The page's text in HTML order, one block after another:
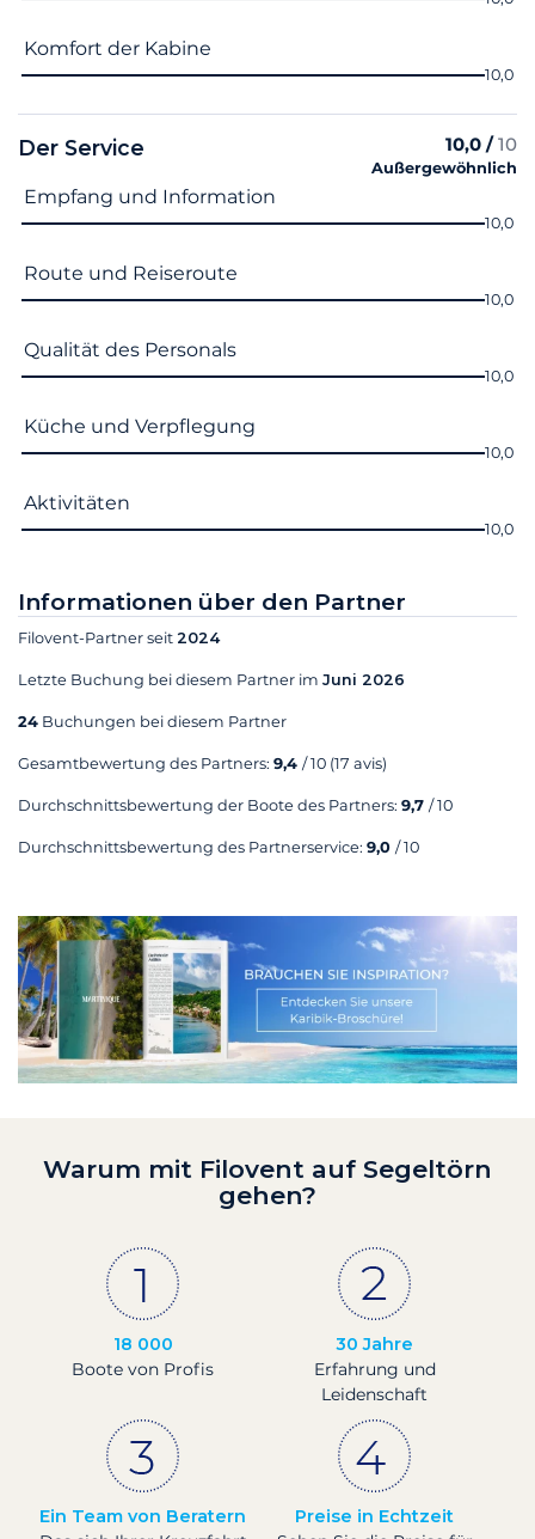
Komfort der Kabine
10,0
Der Service 10,0 /10
Außergewöhnlich
Name des Kriteriums Note
Empfang und Information
10,0
Route und Reiseroute
10,0
Qualität des Personals
10,0
Küche und Verpflegung
10,0
Aktivitäten
10,0
Informationen über den Partner
Filovent-Partner seit 2024
Letzte Buchung bei diesem Partner im Juni 2026
24 Buchungen bei diesem Partner
Gesamtbewertung des Partners: 9,4 / 10 (17 avis)
Durchschnittsbewertung der Boote des Partners: 9,7 / 10
Durchschnittsbewertung des Partnerservice: 9,0 / 10
Warum mit Filovent auf Segeltörn
gehen?
18 000
Boote von Profis
30 Jahre
Erfahrung und
Leidenschaft
Ein Team von Beratern
Preise in Echtzeit